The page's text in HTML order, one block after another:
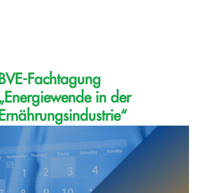
BVE-Fachtagung
„Energiewende in der
Ernährungsindustrie“